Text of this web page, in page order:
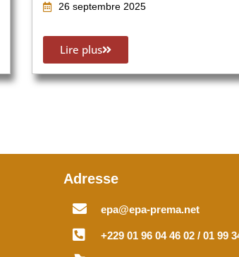
26 septembre 2025
Lire plus
Adresse
epa@epa-prema.net
+229 01 96 04 46 02 / 01 99